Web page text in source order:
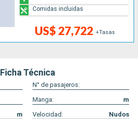
US$ 27,722 +Tasas
Comidas incluidas
Ficha Técnica
N° de pasajeros:
Manga:
m
m Velocidad: Nudos